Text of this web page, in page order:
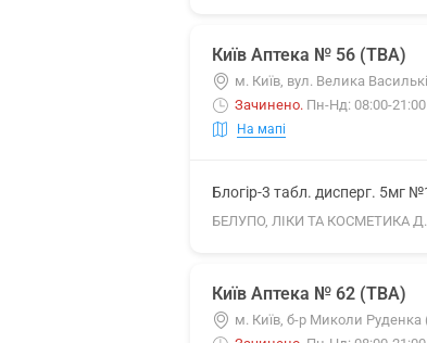
Київ Аптека № 56 (ТВА)
м. Київ, вул. Велика
Зачинено. Пн-Нд: 08:00-21:00
На мапі
Блогір-3 табл. дисперг. 5мг
БЕЛУПО, ЛІКИ ТА КОСМЕТИКА
Київ Аптека № 62 (ТВА)
м. Київ, б-р Миколи Руденка